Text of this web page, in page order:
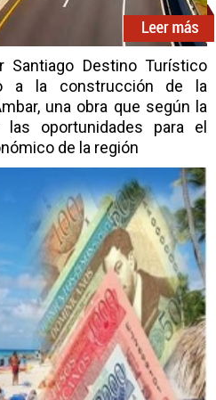
Santiago Destino Turístico
a la construcción de la
una obra que según la
las oportunidades para el
de la región